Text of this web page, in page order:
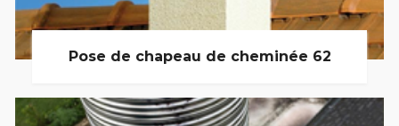
Pose de chapeau de cheminée 62